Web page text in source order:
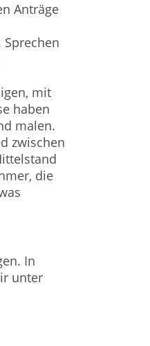
Anträge
mit
haben
malen.
zwischen
die
In
unter